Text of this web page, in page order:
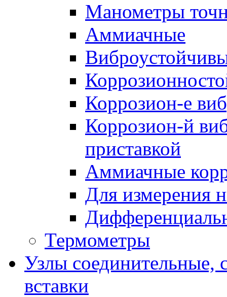
Манометры
Аммиачные
Коррозион-е
Коррозион-й
приставкой
Аммиачные
Для измерения
Термометры
Узлы
вставки